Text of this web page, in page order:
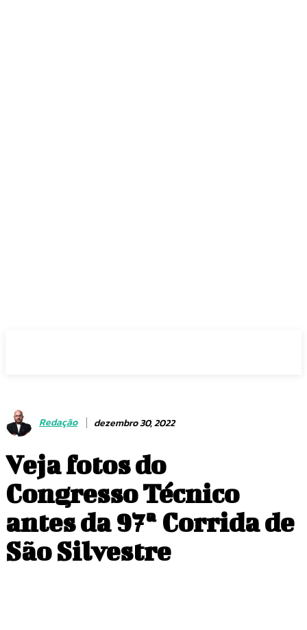
Redação dezembro 30, 2022
Veja fotos do
Congresso Técnico
antes da 97ª Corrida de
São Silvestre